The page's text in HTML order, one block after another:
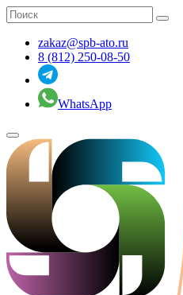
zakaz@spb-ato.ru
8 (812) 250-08-50
WhatsApp